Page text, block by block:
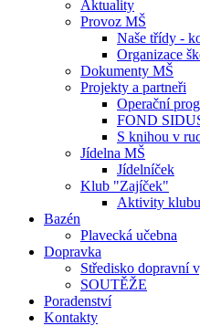
Aktuality
Provoz MŠ
Naše třídy -
Organizace
Dokumenty MŠ
Projekty a partneři
Operační
FOND
S knihou v
Jídelna MŠ
Jídelníček
Klub "Zajíček"
Aktivity klubu
Bazén
Plavecká učebna
Dopravka
Středisko dopravní
SOUTĚŽE
Poradenství
Kontakty